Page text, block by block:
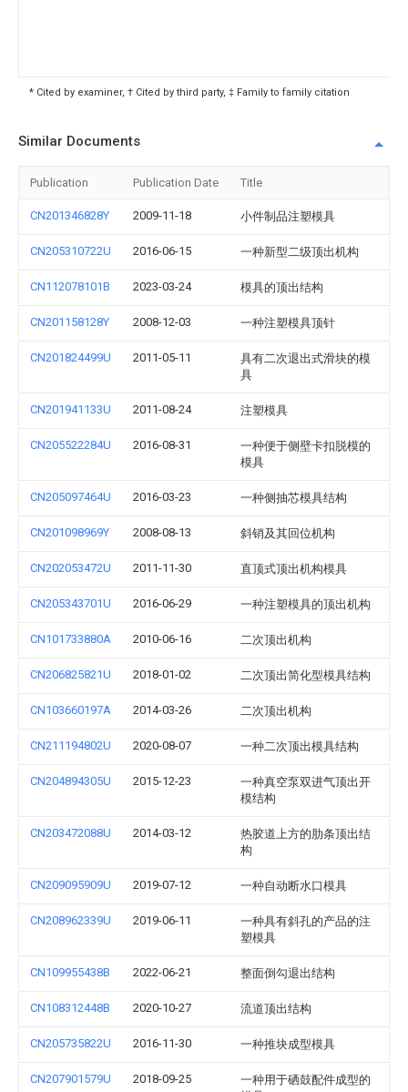
* Cited by examiner, † Cited by third party, ‡ Family to family citation
Similar Documents
Publication Publication Date Title
CN201346828Y 2009-11-18 小件制品注塑模具
CN205310722U 2016-06-15 一种新型二级顶出机构
CN112078101B 2023-03-24 模具的顶出结构
CN201158128Y 2008-12-03 一种注塑模具顶针
CN201824499U 2011-05-11
具有二次退出式滑块的模
具
CN201941133U 2011-08-24 注塑模具
CN205522284U 2016-08-31
一种便于侧壁卡扣脱模的
模具
CN205097464U 2016-03-23 一种侧抽芯模具结构
CN201098969Y 2008-08-13 斜销及其回位机构
CN202053472U 2011-11-30 直顶式顶出机构模具
CN205343701U 2016-06-29 一种注塑模具的顶出机构
CN101733880A 2010-06-16 二次顶出机构
CN206825821U 2018-01-02 二次顶出简化型模具结构
CN103660197A 2014-03-26 二次顶出机构
CN211194802U 2020-08-07 一种二次顶出模具结构
CN204894305U 2015-12-23
一种真空泵双进气顶出开
模结构
CN203472088U 2014-03-12
热胶道上方的肋条顶出结
构
CN209095909U 2019-07-12 一种自动断水口模具
CN208962339U 2019-06-11
一种具有斜孔的产品的注
塑模具
CN109955438B 2022-06-21 整面倒勾退出结构
CN108312448B 2020-10-27 流道顶出结构
CN205735822U 2016-11-30 一种推块成型模具
CN207901579U 2018-09-25
一种用于硒鼓配件成型的